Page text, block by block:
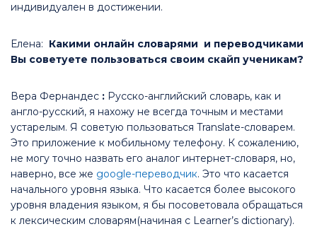
индивидуален в достижении.
Елена: Какими онлайн словарями и переводчиками
Вы советуете пользоваться своим скайп ученикам?
Вера Фернандес : Русско-английский словарь, как и
англо-русский, я нахожу не всегда точным и местами
устарелым. Я советую пользоваться Translate-словарем.
Это приложение к мобильному телефону. К сожалению,
не могу точно назвать его аналог интернет-словаря, но,
наверно, все же google-переводчик. Это что касается
начального уровня языка. Что касается более высокого
уровня владения языком, я бы посоветовала обращаться
к лексическим словарям(начиная с Learner’s dictionary).